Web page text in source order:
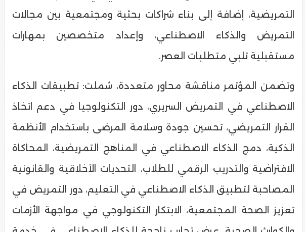
التمريضية، إضافة إلى بناء شراكات بحثية ومجتمعية بين مجالات
التمريض والذكاء الاصطناعي، وإعداد متخصصين بمهارات
مستقبلية تلبي متطلبات العصر.
وتضمن المؤتمر مناقشة محاور متعددة، شملت: تطبيقات الذكاء
الاصطناعي في التمريض السريري، دور التكنولوجيا في دعم اتخاذ
القرار التمريضي، تحسين جودة وسلامة المرضى باستخدام الأنظمة
الذكية، دمج الذكاء الاصطناعي في المناهج التمريضية، المحاكاة
الافتراضية والتدريب الرقمي للطلاب، التحديات الأخلاقية والقانونية
المصاحبة لتطبيق الذكاء الاصطناعي في التعليم، دور التمريض في
تعزيز الصحة المجتمعية، الابتكار التكنولوجي في مواجهة الأزمات